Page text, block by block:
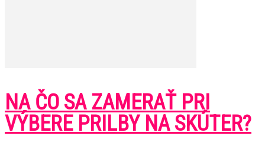
NA ČO SA ZAMERAŤ PRI
VÝBERE PRILBY NA SKÚTER?